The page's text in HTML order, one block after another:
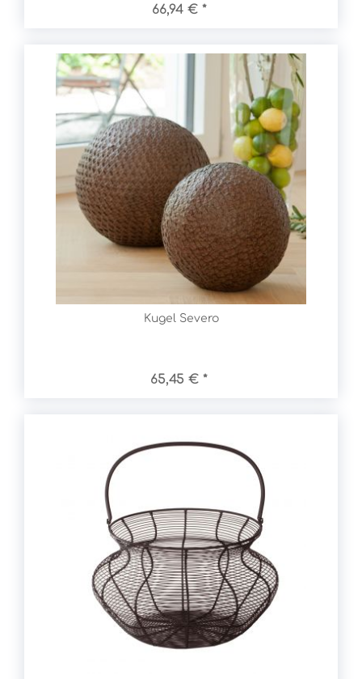
66,94 € *
Kugel Severo
65,45 € *